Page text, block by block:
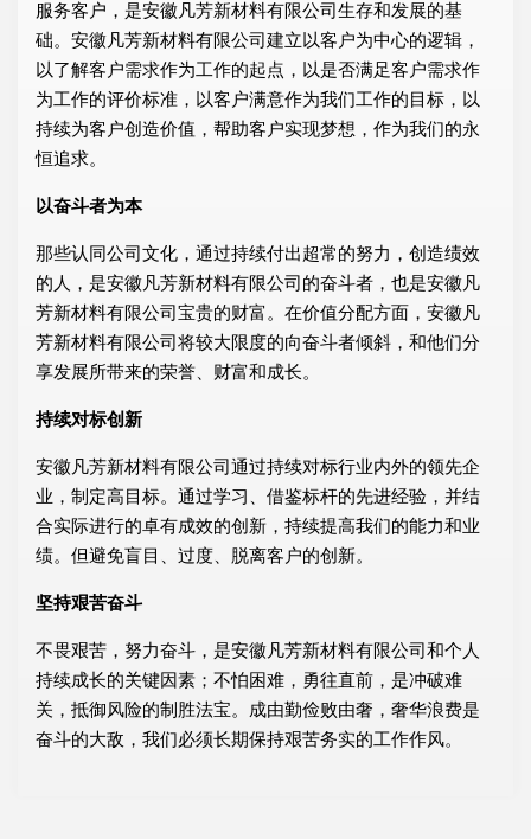
服务客户，是安徽凡芳新材料有限公司生存和发展的基
础。安徽凡芳新材料有限公司建立以客户为中心的逻辑，
以了解客户需求作为工作的起点，以是否满足客户需求作
为工作的评价标准，以客户满意作为我们工作的目标，以
持续为客户创造价值，帮助客户实现梦想，作为我们的永
恒追求。
以奋斗者为本
那些认同公司文化，通过持续付出超常的努力，创造绩效
的人，是安徽凡芳新材料有限公司的奋斗者，也是安徽凡
芳新材料有限公司宝贵的财富。在价值分配方面，安徽凡
芳新材料有限公司将较大限度的向奋斗者倾斜，和他们分
享发展所带来的荣誉、财富和成长。
持续对标创新
安徽凡芳新材料有限公司通过持续对标行业内外的领先企
业，制定高目标。通过学习、借鉴标杆的先进经验，并结
合实际进行的卓有成效的创新，持续提高我们的能力和业
绩。但避免盲目、过度、脱离客户的创新。
坚持艰苦奋斗
不畏艰苦，努力奋斗，是安徽凡芳新材料有限公司和个人
持续成长的关键因素；不怕困难，勇往直前，是冲破难
关，抵御风险的制胜法宝。成由勤俭败由奢，奢华浪费是
奋斗的大敌，我们必须长期保持艰苦务实的工作作风。